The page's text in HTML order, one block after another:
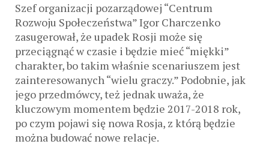
Szef organizacji pozarządowej “Centrum
Rozwoju Społeczeństwa” Igor Charczenko
zasugerował, że upadek Rosji może się
przeciągnąć w czasie i będzie mieć “miękki”
charakter, bo takim właśnie scenariuszem jest
zainteresowanych “wielu graczy.” Podobnie, jak
jego przedmówcy, też jednak uważa, że
kluczowym momentem będzie 2017-2018 rok,
po czym pojawi się nowa Rosja, z którą będzie
można budować nowe relacje.